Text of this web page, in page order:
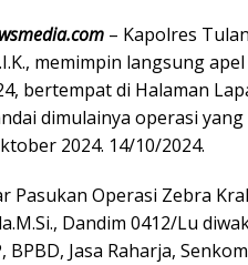
– Kapolres
memimpin langsung
bertempat di Halaman
dimulainya operasi
2024. 14/10/2024.
Pasukan Operasi Zebra
Dandim 0412/Lu
BPBD, Jasa Raharja,